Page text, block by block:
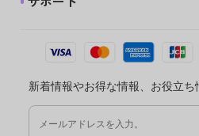
新着情報やお得な情報、お役立